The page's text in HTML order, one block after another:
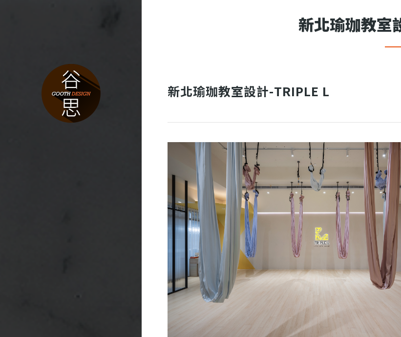
新北瑜珈教室
新北瑜珈教室設計-TRIPLE L